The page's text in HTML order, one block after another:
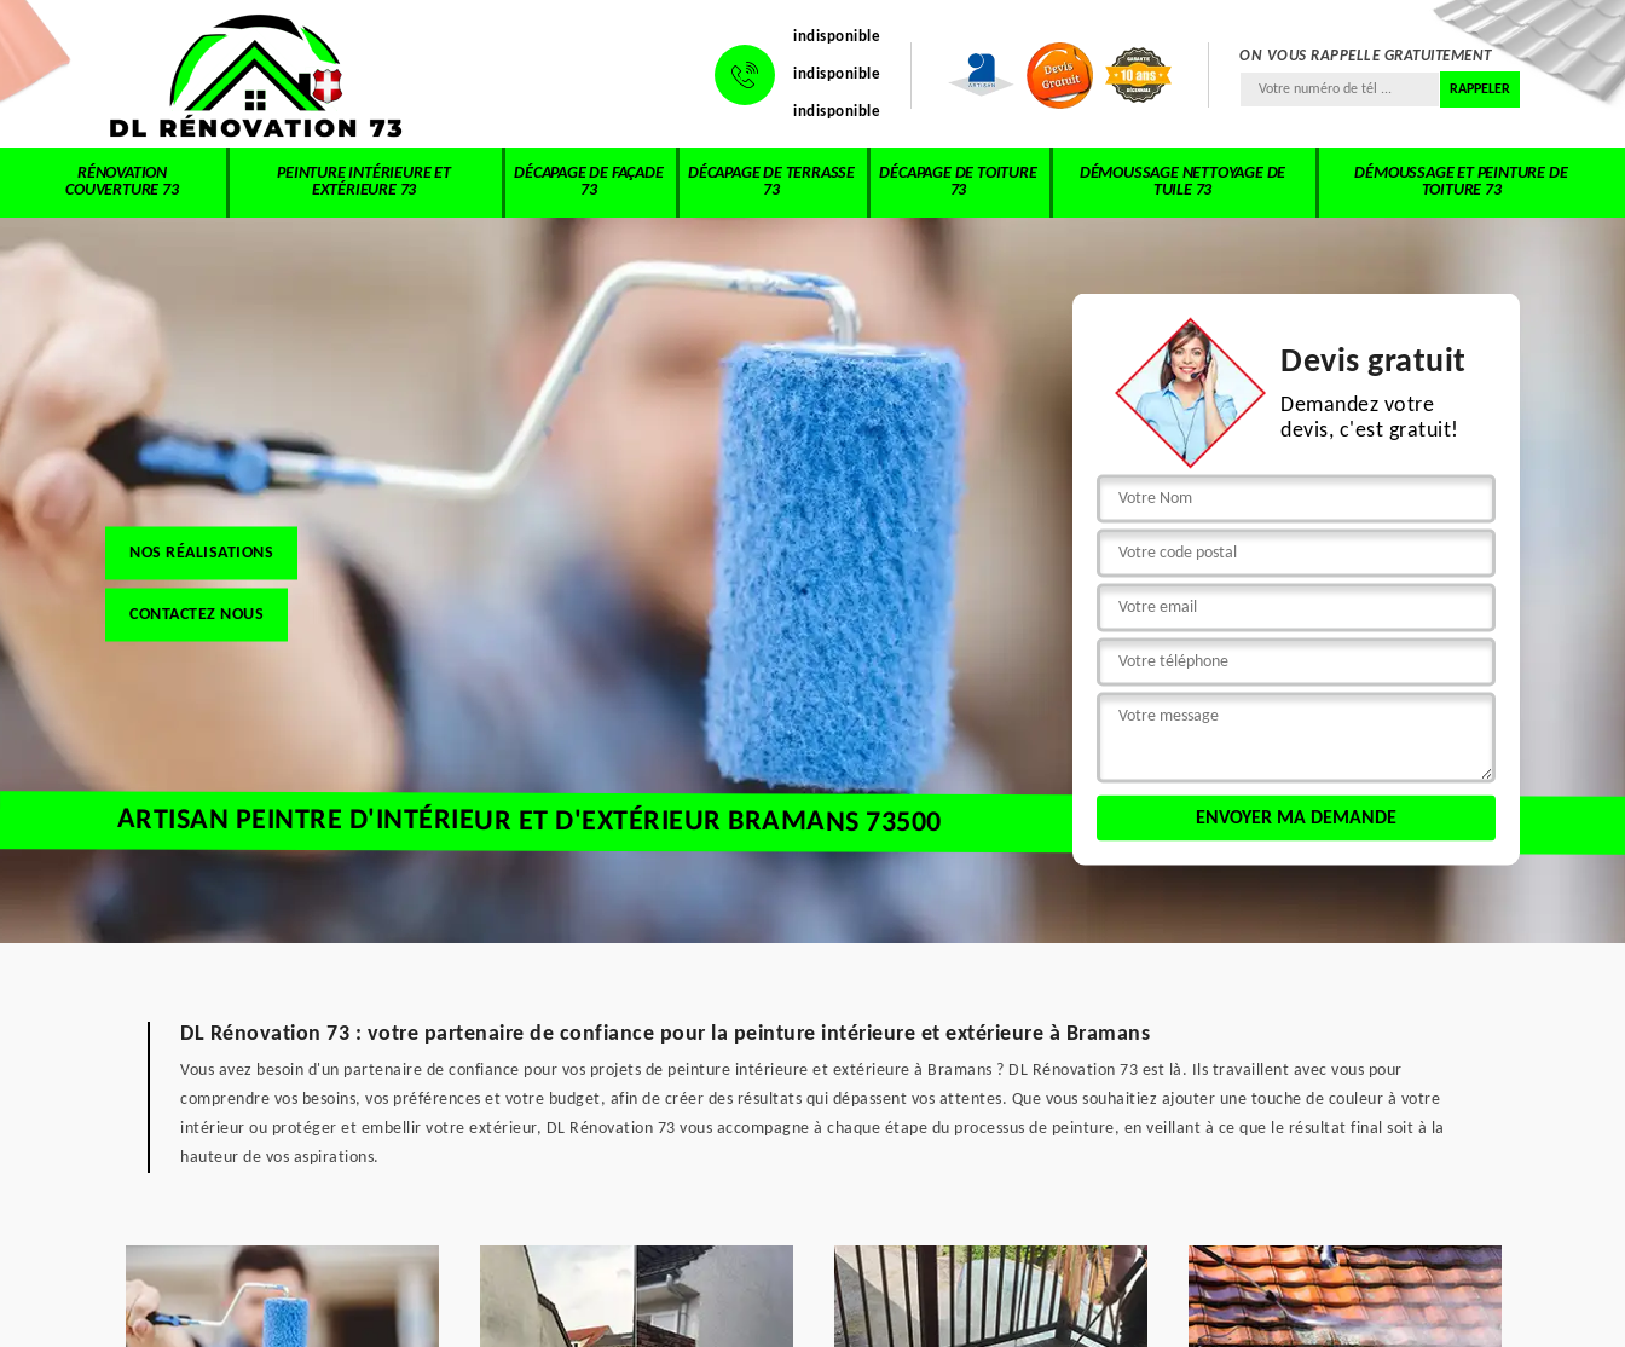
indisponible
indisponible
indisponible
ON VOUS RAPPELLE GRATUITEMENT
RÉNOVATION
COUVERTURE 73
PEINTURE INTÉRIEURE ET
EXTÉRIEURE 73
DÉCAPAGE DE FAÇADE
73
DÉCAPAGE DE TERRASSE
73
DÉCAPAGE DE TOITURE
73
DÉMOUSSAGE NETTOYAGE DE
TUILE 73
DÉMOUSSAGE ET PEINTURE DE
TOITURE 73
NOS RÉALISATIONS
CONTACTEZ NOUS
Devis gratuit
Demandez votre
devis, c'est gratuit!
ARTISAN PEINTRE D'INTÉRIEUR ET D'EXTÉRIEUR BRAMANS 73500
DL Rénovation 73 : votre partenaire de confiance pour la peinture intérieure et extérieure à Bramans
Vous avez besoin d'un partenaire de confiance pour vos projets de peinture intérieure et extérieure à Bramans ? DL Rénovation 73 est là. Ils travaillent avec vous pour
comprendre vos besoins, vos préférences et votre budget, afin de créer des résultats qui dépassent vos attentes. Que vous souhaitiez ajouter une touche de couleur à votre
intérieur ou protéger et embellir votre extérieur, DL Rénovation 73 vous accompagne à chaque étape du processus de peinture, en veillant à ce que le résultat final soit à la
hauteur de vos aspirations.